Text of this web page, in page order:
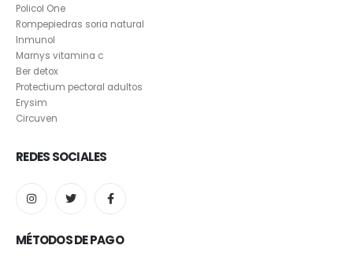
Policol One
Rompepiedras soria natural
Inmunol
Marnys vitamina c
Ber detox
Protectium pectoral adultos
Erysim
Circuven
REDES SOCIALES
MÉTODOS DE PAGO